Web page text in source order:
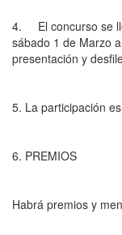
4. El concurso se
sábado 1 de Marzo
presentación y
5. La participación
6. PREMIOS
Habrá premios y